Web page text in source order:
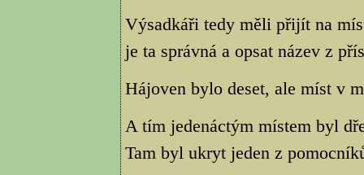
Výsadkáři tedy měli přijít na
je ta správná a opsat název z
Hájoven bylo deset, ale míst v
A tím jedenáctým místem byl
Tam byl ukryt jeden z